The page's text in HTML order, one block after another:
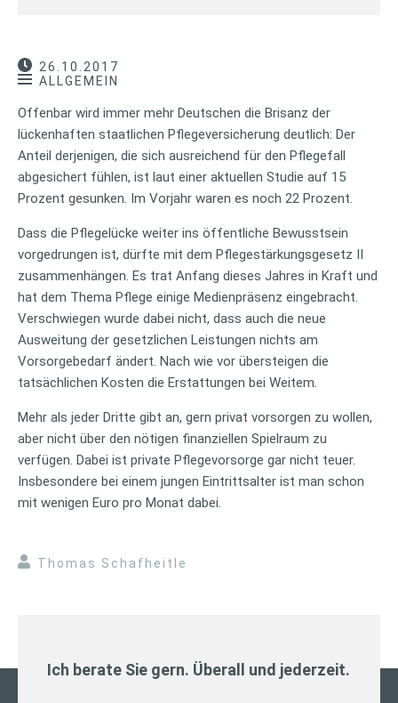
26.10.2017
ALLGEMEIN
Offenbar wird immer mehr Deutschen die Brisanz der
lückenhaften staatlichen Pflegeversicherung deutlich: Der
Anteil derjenigen, die sich ausreichend für den Pflegefall
abgesichert fühlen, ist laut einer aktuellen Studie auf 15
Prozent gesunken. Im Vorjahr waren es noch 22 Prozent.
Dass die Pflegelücke weiter ins öffentliche Bewusstsein
vorgedrungen ist, dürfte mit dem Pflegestärkungsgesetz II
zusammenhängen. Es trat Anfang dieses Jahres in Kraft und
hat dem Thema Pflege einige Medienpräsenz eingebracht.
Verschwiegen wurde dabei nicht, dass auch die neue
Ausweitung der gesetzlichen Leistungen nichts am
Vorsorgebedarf ändert. Nach wie vor übersteigen die
tatsächlichen Kosten die Erstattungen bei Weitem.
Mehr als jeder Dritte gibt an, gern privat vorsorgen zu wollen,
aber nicht über den nötigen finanziellen Spielraum zu
verfügen. Dabei ist private Pflegevorsorge gar nicht teuer.
Insbesondere bei einem jungen Eintrittsalter ist man schon
mit wenigen Euro pro Monat dabei.
Thomas Schafheitle
Ich berate Sie gern. Überall und jederzeit.